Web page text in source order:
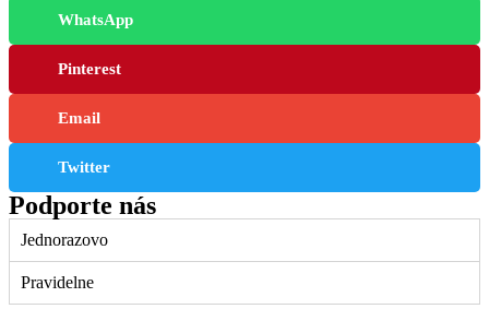
WhatsApp
Pinterest
Email
Twitter
Podporte nás
Jednorazovo
Pravidelne